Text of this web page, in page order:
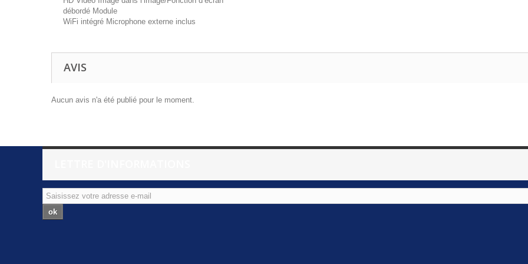
débordé Module
WiFi intégré Microphone externe inclus
AVIS
Aucun avis n'a été publié pour le moment.
ok